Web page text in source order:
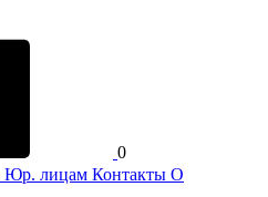
0
Юр. лицам Контакты О